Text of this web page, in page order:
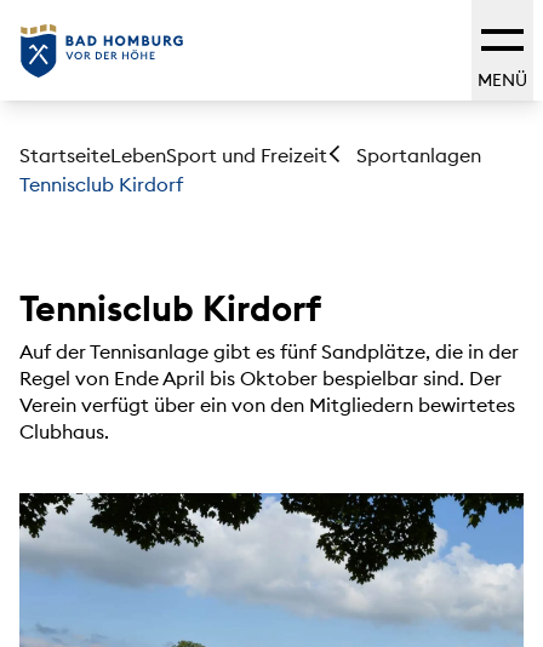
MENÜ
StartseiteLebenSport und Freizeit
Sportanlagen
Tennisclub Kirdorf
Tennisclub Kirdorf
Auf der Tennisanlage gibt es fünf Sandplätze, die in der
Regel von Ende April bis Oktober bespielbar sind. Der
Verein verfügt über ein von den Mitgliedern bewirtetes
Clubhaus.